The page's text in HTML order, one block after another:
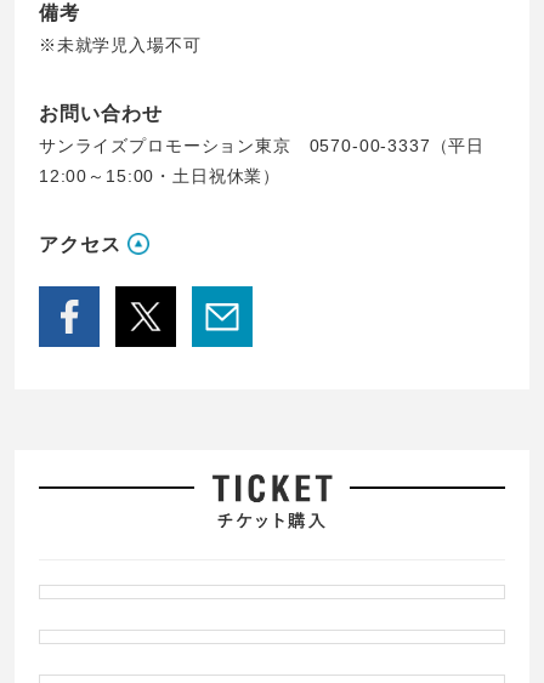
備考
※未就学児入場不可
お問い合わせ
サンライズプロモーション東京 0570-00-3337（平日
12:00～15:00・土日祝休業）
アクセス